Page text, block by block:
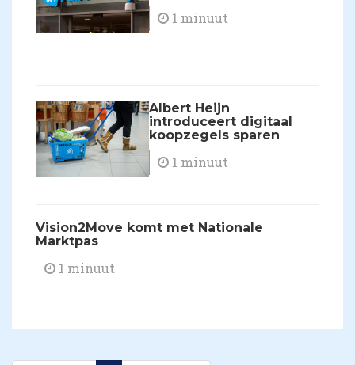
1 minuut
Albert Heijn
introduceert digitaal
koopzegels sparen
1 minuut
Vision2Move komt met Nationale
Marktpas
1 minuut